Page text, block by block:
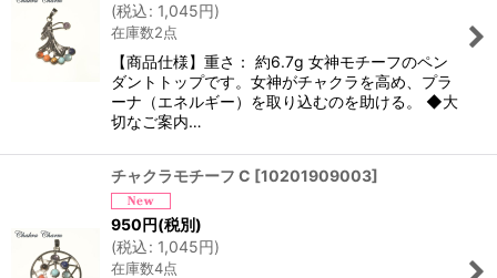
(税込: 1,045円)
在庫数2点
【商品仕様】重さ： 約6.7g 女神モチーフのペン
ダントトップです。女神がチャクラを高め、プラ
ーナ（エネルギー）を取り込むのを助ける。 ◆大
切なご案内…
チャクラモチーフ C [10201909003]
950円(税別)
(税込: 1,045円)
在庫数4点